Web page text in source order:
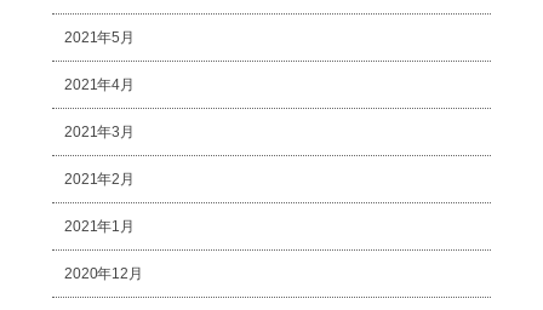
2021年5月
2021年4月
2021年3月
2021年2月
2021年1月
2020年12月